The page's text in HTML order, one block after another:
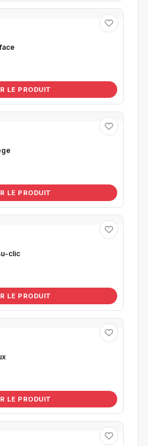
LE PRODUIT
LE PRODUIT
clic
LE PRODUIT
LE PRODUIT